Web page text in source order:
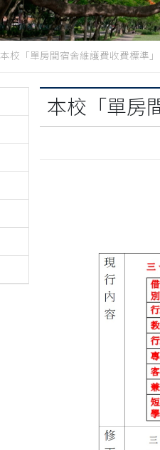
本校「單房間宿舍維護費收費標準
本校「單房